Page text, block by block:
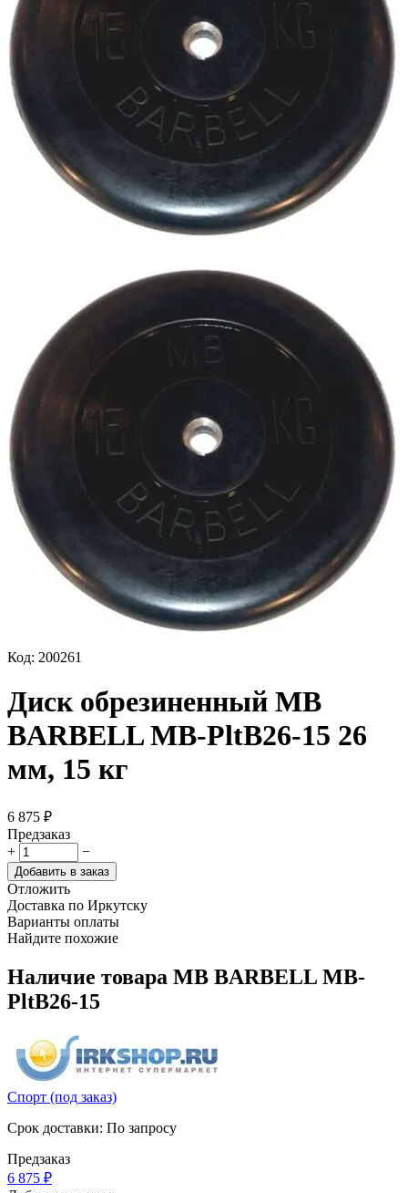
Код: 200261
Диск обрезиненный MB
BARBELL MB-PltB26-15 26
мм, 15 кг
6 875 ₽
Предзаказ
+
−
Добавить в заказ
Отложить
Доставка по Иркутску
Варианты оплаты
Найдите похожие
Наличие товара MB BARBELL MB-
PltB26-15
Спорт (под заказ)
Срок доставки: По запросу
Предзаказ
6 875 ₽